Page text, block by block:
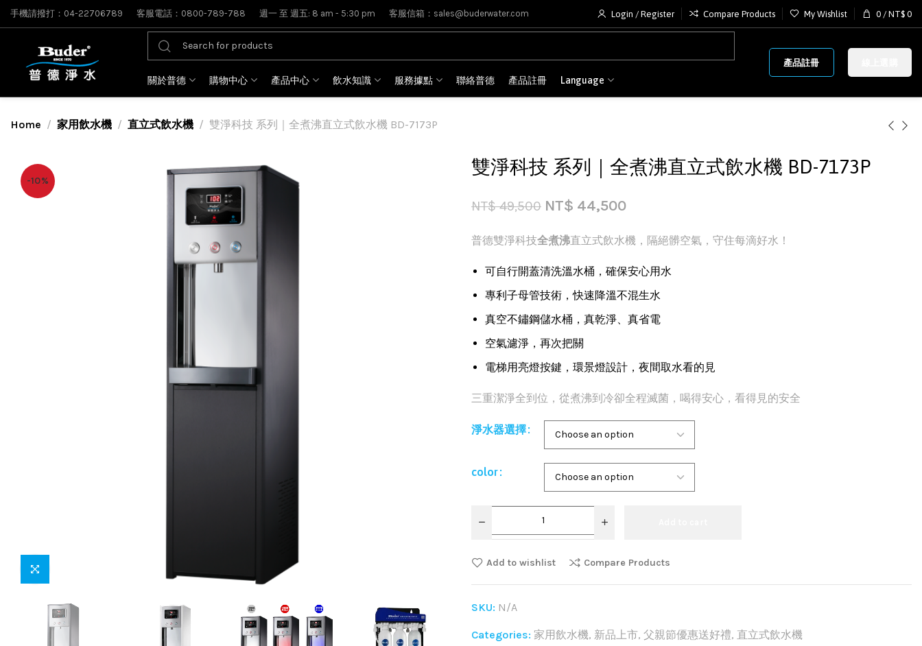
手機請撥打：04-22706789 客服電話：0800-789-788 週一 至 週五: 8 am - 5:30 pm 客服信箱：sales@buderwater.com Login / Register Compare Products My Wishlist 0 / NT$ 0
關於普德 購物中心 產品中心 飲水知識 服務據點 聯絡普德 產品註冊 Language
產品註冊
Home 家用飲水機 直立式飲水機 雙淨科技 系列｜全煮沸直立式飲水機 BD-7173P
-10%
雙淨科技 系列｜全煮沸直立式飲水機 BD-7173P
NT$49,500 NT$ 44,500
普德雙淨科技全煮沸直立式飲水機，隔絕髒空氣，守住每滴好水！
可自行開蓋清洗溫水桶，確保安心用水
專利子母管技術，快速降溫不混生水
真空不鏽鋼儲水桶，真乾淨、真省電
空氣濾淨，再次把關
電梯用亮燈按鍵，環景燈設計，夜間取水看的見
三重潔淨全到位，從煮沸到冷卻全程滅菌，喝得安心，看得見的安全
淨水器選擇
color
Add to wishlist Compare Products
SKU: N/A
Categories: 家用飲水機, 新品上市, 父親節優惠送好禮, 直立式飲水機